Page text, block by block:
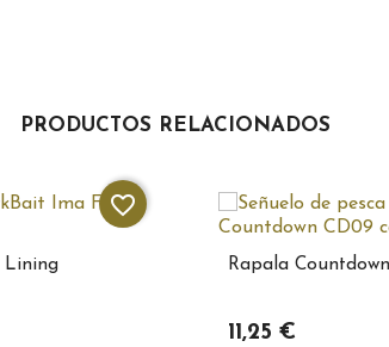
PRODUCTOS RELACIONADOS
Lining
favorite_border
Rapala
11,25 €